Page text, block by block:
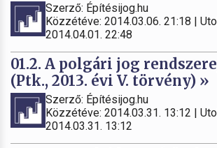
Szerző: Építésijog.hu
Közzétéve: 2014.03.06. 21:18 |
2014.04.01. 22:48
01.2. A polgári jog
(Ptk., 2013. évi V. törvény) »
Szerző: Építésijog.hu
Közzétéve: 2014.03.31. 13:12 |
2014.03.31. 13:12